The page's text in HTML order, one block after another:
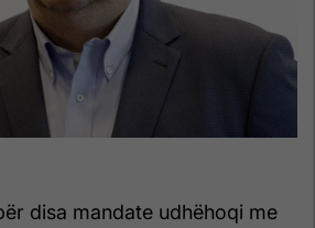
disa mandate udhëhoqi me